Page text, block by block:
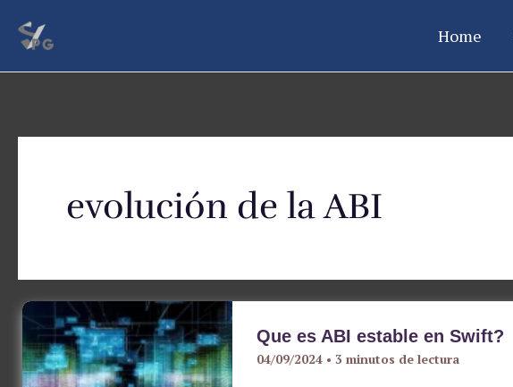
Home
evolución de la ABI
Que es ABI estable en Swift?
04/09/2024 • 3 minutos de lectura